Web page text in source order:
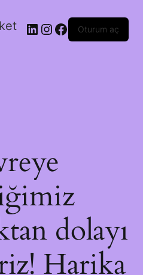
LinkedIn
Instagram
Facebook
Oturum aç
dolayı
Harika